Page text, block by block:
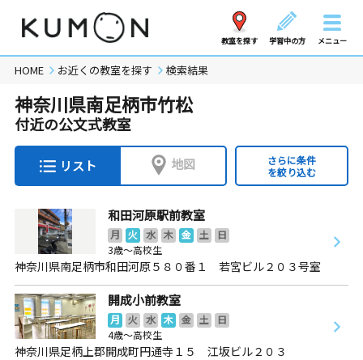
教室を探す 学習中の方 メニュー
HOME お近くの教室を探す 検索結果
神奈川県南足柄市竹松
付近の公文式教室
リスト 地図
さらに条件
を絞り込む
和田河原駅前教室
月 火 水 木 金 土
日
3歳～高校生
神奈川県南足柄市和田河原５８０番１ 若宮ビル２０３号室
開成小前教室
月 火 水 木 金 土
日
4歳～高校生
神奈川県足柄上郡開成町円通寺１５ 江坂ビル２０３